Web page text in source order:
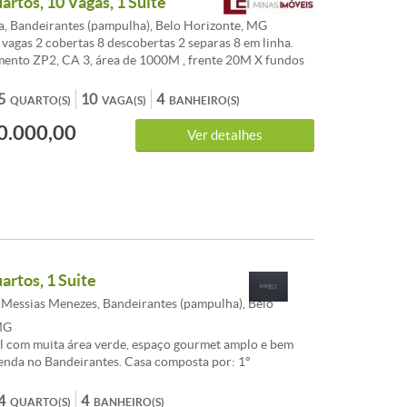
Bandeirantes (pampulha), Belo Horizonte, MG
2 cobertas 8 descobertas 2 separas 8 em linha.
ZP2, CA 3, área de 1000M , frente 20M X fundos
casa. Casa: Área construída de 370M , área
800M . 1 Andar: 4 sala, varanda, lavanderia, 3 quartos,
1 social 1 suíte 1 lavabo, 2 hidro, closet, cozinha,
área de serviço, casa com 3 níveis 3 degraus de um
QUARTO(S) VAGA(S)
10 BANHEIRO(S)
4
Ver detalhes
1 Suite
Menezes, Bandeirantes (pampulha), Belo
com muita área verde, espaço gourmet amplo e bem
no Bandeirantes. Casa composta por: 1°
e uma suíte; Banheiro social e suíte com box,
QUARTO(S) BANHEIRO(S)
4